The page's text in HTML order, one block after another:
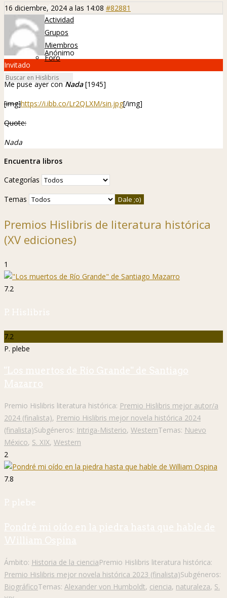
Hislibreños
Actividad
Grupos
Miembros
Foro
16 diciembre, 2024 a las 14:08 #82881
Anónimo
Invitado
Me puse ayer con Nada[1945]
[img]https://i.ibb.co/Lr2QLXM/sin.jpg[/img]
Quote:
Nada
Encuentra libros
Categorías
Temas
Premios Hislibris de literatura histórica
(XV ediciones)
1
7.2
P. Hislibris
7.2
P. plebe
"Los muertos de Río Grande" de Santiago
Mazarro
Premio Hislibris literatura histórica: Premio Hislibris mejor autor/a
2024 (finalista), Premio Hislibris mejor novela histórica 2024
(finalista)Subgéneros: Intriga-Misterio, WesternTemas: Nuevo
México, S. XIX, Western
2
7.8
P. plebe
Pondré mi oído en la piedra hasta que hable de
William Ospina
Ámbito: Historia de la cienciaPremio Hislibris literatura histórica:
Premio Hislibris mejor novela histórica 2023 (finalista)Subgéneros:
BiográficoTemas: Alexander von Humboldt, ciencia, naturaleza, S.